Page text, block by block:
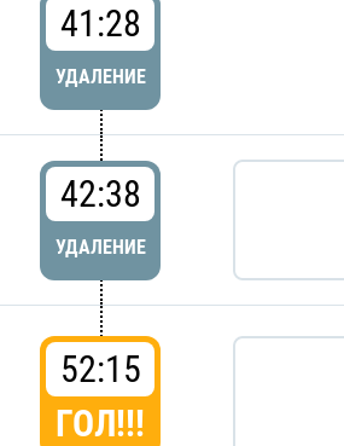
41:28
УДАЛЕНИЕ
42:38
УДАЛЕНИЕ
52:15
ГОЛ!!!